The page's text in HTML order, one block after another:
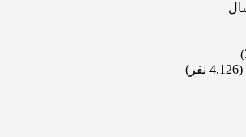
(4,126 نفر)